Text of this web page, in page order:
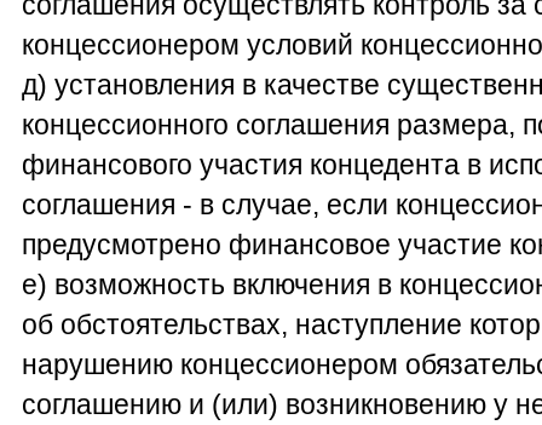
концессионером условий
д) установления в качестве
концессионного соглашения размера,
финансового участия концедента в
соглашения - в случае, если
предусмотрено финансовое участие
е) возможность включения в
об обстоятельствах, наступление
нарушению концессионером
соглашению и (или) возникновению у